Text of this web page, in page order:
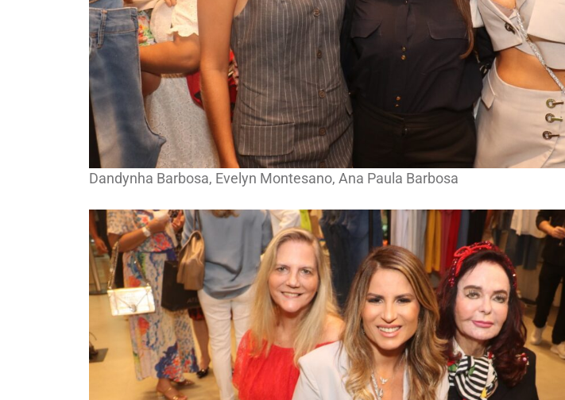
Dandynha Barbosa, Evelyn Montesano, Ana Paula Barbosa